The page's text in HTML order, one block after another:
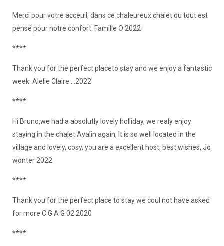
Merci pour votre acceuil, dans ce chaleureux chalet ou tout est
pensé pour notre confort. Famille O 2022
****
Thank you for the perfect placeto stay and we enjoy a fantastic
week. Alelie Claire ...2022
****
Hi Bruno,we had a absolutly lovely holliday, we realy enjoy
staying in the chalet Avalin again, It is so well located in the
village and lovely, cosy, you are a excellent host, best wishes, Jo
wonter 2022
****
Thank you for the perfect place to stay we coul not have asked
for more C G A G 02 2020
****